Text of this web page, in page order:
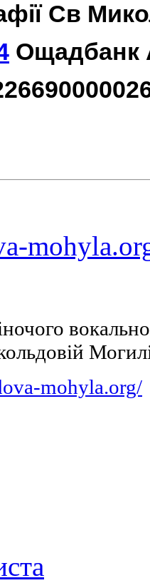
Св
Ощадбанк
mohyla.org/